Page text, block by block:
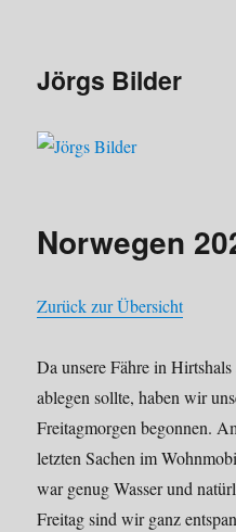
Jörgs Bilder
Norwegen
Zurück zur Übersicht
Da unsere Fähre in
ablegen sollte, haben wir
Freitagmorgen begonnen.
letzten Sachen im
war genug Wasser und
Freitag sind wir ganz